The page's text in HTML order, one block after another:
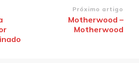
Próximo artigo
Motherwood –
Motherwood